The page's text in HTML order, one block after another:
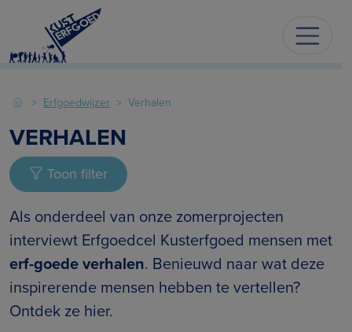
Erfgoedwijzer Verhalen
VERHALEN
Toon filter
Als onderdeel van onze zomerprojecten
interviewt Erfgoedcel Kusterfgoed mensen met
erf-goede verhalen. Benieuwd naar wat deze
inspirerende mensen hebben te vertellen?
Ontdek ze hier.